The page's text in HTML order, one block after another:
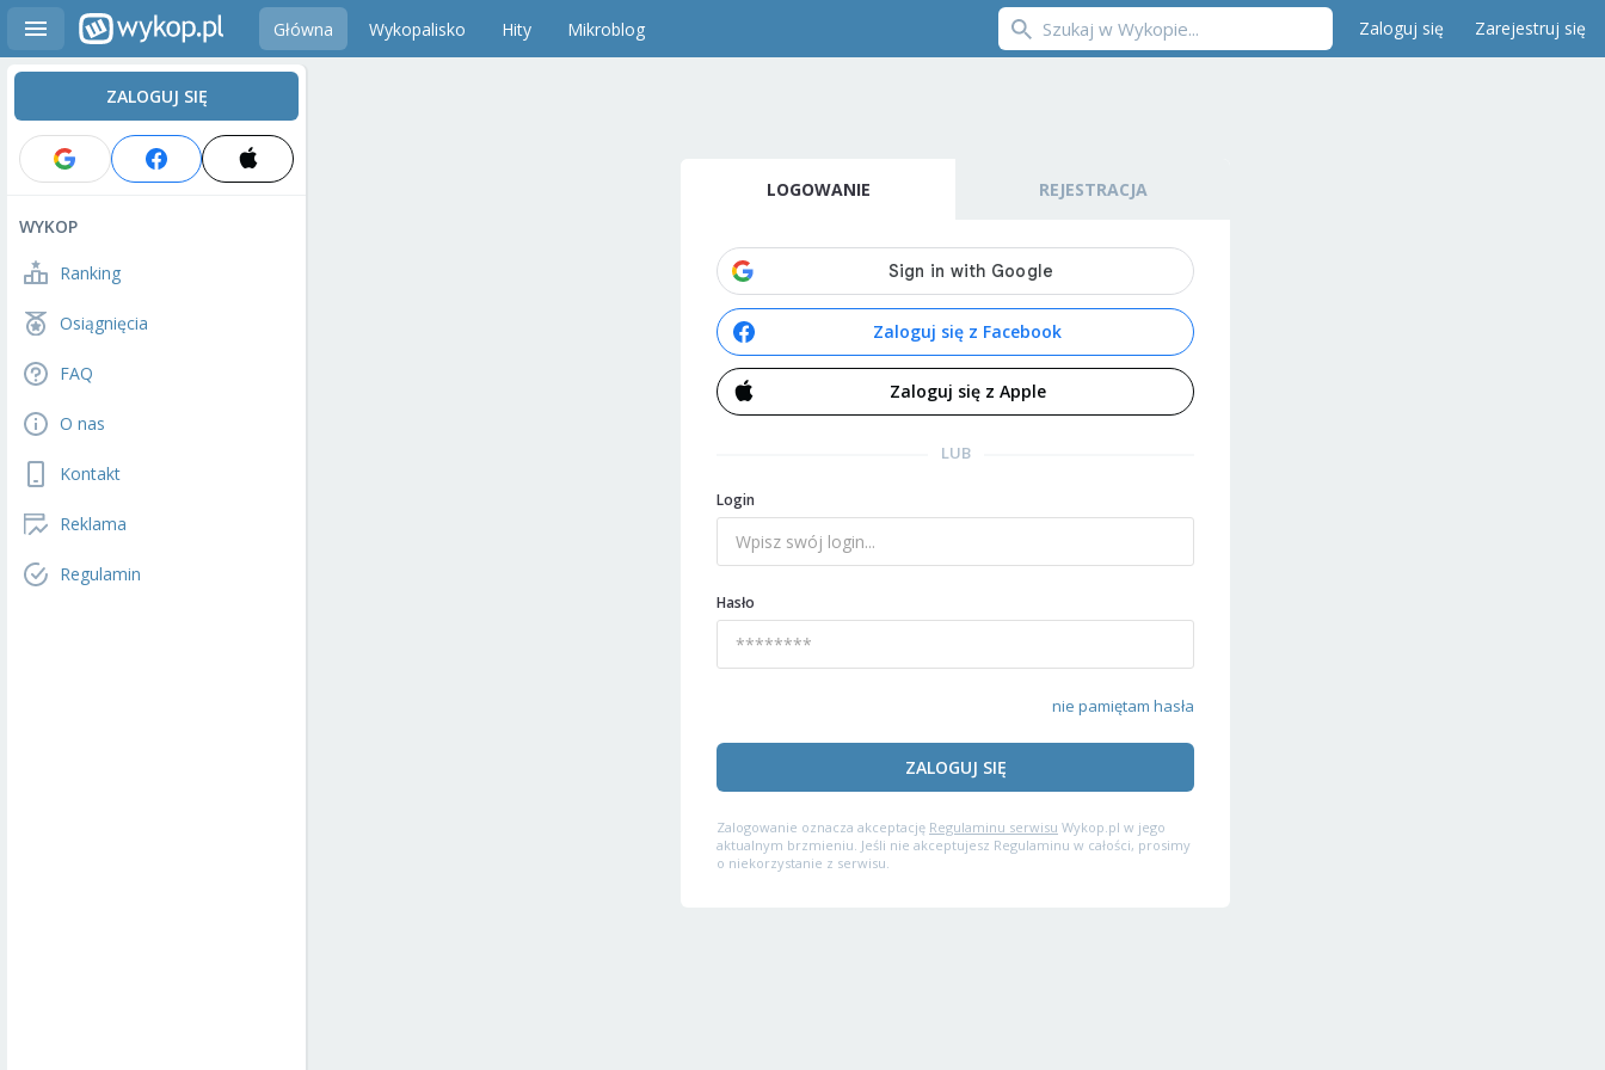
Główna Wykopalisko Hity Mikroblog Zaloguj się Zarejestruj się
ZALOGUJ SIĘ
WYKOP
Ranking
Osiągnięcia
FAQ
O nas
Kontakt
Reklama
Regulamin
LOGOWANIE REJESTRACJA
Zaloguj się z Facebook
Zaloguj się z Apple
LUB
Login
Hasło
nie pamiętam hasła
ZALOGUJ SIĘ
Zalogowanie oznacza akceptację Regulaminu serwisu Wykop.pl w jego
aktualnym brzmieniu. Jeśli nie akceptujesz Regulaminu w całości, prosimy
o niekorzystanie z serwisu.